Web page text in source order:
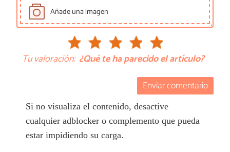
Añade una imagen
Tu valoración: ¿Qué te ha parecido el artículo?
Enviar comentario
Si no visualiza el contenido, desactive
cualquier adblocker o complemento que pueda
estar impidiendo su carga.